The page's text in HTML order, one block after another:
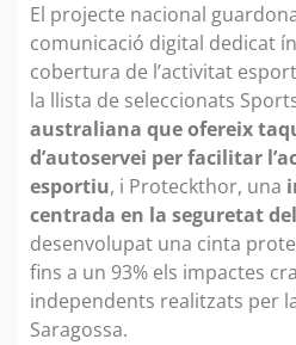
El projecte nacional
comunicació digital dedicat
cobertura de l’activitat
la llista de seleccionats
australiana que ofereix
d’autoservei per facilitar
esportiu, i Proteckthor, una
centrada en la seguretat
desenvolupat una cinta
fins a un 93% els impactes
independents realitzats per
Saragossa.